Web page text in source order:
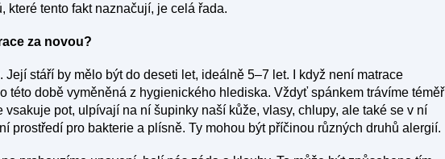
které tento fakt naznačují, je celá řada.
za novou?
stáří by mělo být do deseti let, ideálně 5–7 let. I když není matrace
této době vyměněná z hygienického hlediska. Vždyť spánkem trávíme téměř
vsakuje pot, ulpívají na ní šupinky naší kůže, vlasy, chlupy, ale také se v ní
prostředí pro bakterie a plísně. Ty mohou být příčinou různých druhů alergií.